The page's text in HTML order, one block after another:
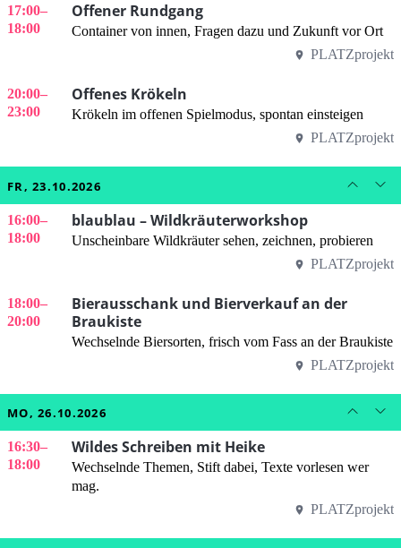
17:00–
18:00
Offener Rundgang
Container von innen, Fragen dazu und Zukunft vor Ort
PLATZprojekt
20:00–
23:00
Offenes Krökeln
Krökeln im offenen Spielmodus, spontan einsteigen
PLATZprojekt
FR, 23.10.2026
16:00–
18:00
blaublau – Wildkräuterworkshop
Unscheinbare Wildkräuter sehen, zeichnen, probieren
PLATZprojekt
18:00–
20:00
Bierausschank und Bierverkauf an der
Braukiste
Wechselnde Biersorten, frisch vom Fass an der Braukiste
PLATZprojekt
MO, 26.10.2026
16:30–
18:00
Wildes Schreiben mit Heike
Wechselnde Themen, Stift dabei, Texte vorlesen wer
mag.
PLATZprojekt